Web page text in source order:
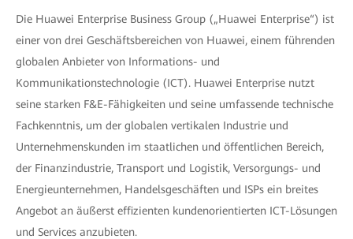
Die Huawei Enterprise Business Group („Huawei Enterprise“) ist
einer von drei Geschäftsbereichen von Huawei, einem führenden
globalen Anbieter von Informations- und
Kommunikationstechnologie (ICT). Huawei Enterprise nutzt
seine starken F&E-Fähigkeiten und seine umfassende technische
Fachkenntnis, um der globalen vertikalen Industrie und
Unternehmenskunden im staatlichen und öffentlichen Bereich,
der Finanzindustrie, Transport und Logistik, Versorgungs- und
Energieunternehmen, Handelsgeschäften und ISPs ein breites
Angebot an äußerst effizienten kundenorientierten ICT-Lösungen
und Services anzubieten.